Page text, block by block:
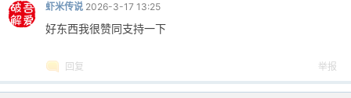
虾米传说 2026-3-17 13:25
好东西我很赞同支持一下
回复 举报